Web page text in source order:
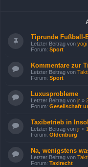
Tiprunde Fußball-
Letzter Beitrag von yogi
Forum: Sport
Kommentare zur
Letzter Beitrag von
Forum: Sport
Luxusprobleme
Letzter Beitrag von jr »
Forum: Gesellschaft
Taxibetrieb in
Letzter Beitrag von jr »
Forum: Oldenburg
Na, wenigstens
Letzter Beitrag von
Forum: Taxirecht